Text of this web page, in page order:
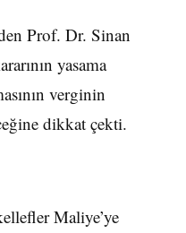
Prof. Dr. Sinan
yasama
verginin
dikkat çekti.
Maliye’ye